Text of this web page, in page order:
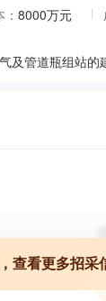
8000万元
查看更多招采